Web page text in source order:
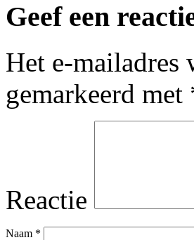
Geef een
Het e-mailadres
gemarkeerd met
Reactie
Naam *